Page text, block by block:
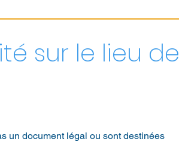
sur le lieu de
un document légal ou sont destinées